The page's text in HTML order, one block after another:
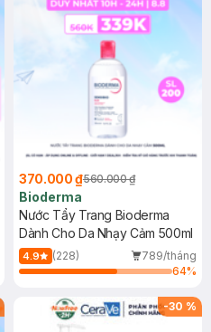
370.000 ₫560.000 ₫
Bioderma
Nước Tẩy Trang Bioderma
Dành Cho Da Nhạy Cảm 500ml
4.9 (228)
789/tháng
64%
-30 %